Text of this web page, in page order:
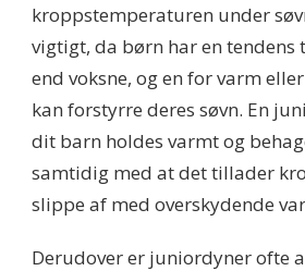
kroppstemperaturen under
vigtigt, da børn har en tendens
end voksne, og en for varm
kan forstyrre deres søvn. En
dit barn holdes varmt og
samtidig med at det tillader
slippe af med overskydende
Derudover er juniordyner ofte